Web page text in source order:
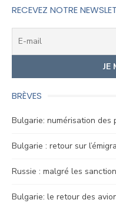
RECEVEZ NOTRE
BRÈVES
Bulgarie: numérisation des
Bulgarie : retour sur
Russie : malgré les
Bulgarie: le retour des